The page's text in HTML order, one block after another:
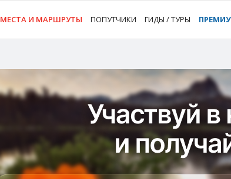
МЕСТА И МАРШРУТЫ ПОПУТЧИКИ ГИДЫ / ТУРЫ